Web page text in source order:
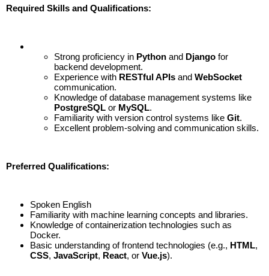
Required Skills and Qualifications:
Strong proficiency in Python and Django for
backend development.
Experience with RESTful APIs and WebSocket
communication.
Knowledge of database management systems like
PostgreSQL or MySQL.
Familiarity with version control systems like Git.
Excellent problem-solving and communication skills.
Preferred Qualifications:
Spoken English
Familiarity with machine learning concepts and libraries.
Knowledge of containerization technologies such as
Docker.
Basic understanding of frontend technologies (e.g., HTML,
CSS, JavaScript, React, or Vue.js).